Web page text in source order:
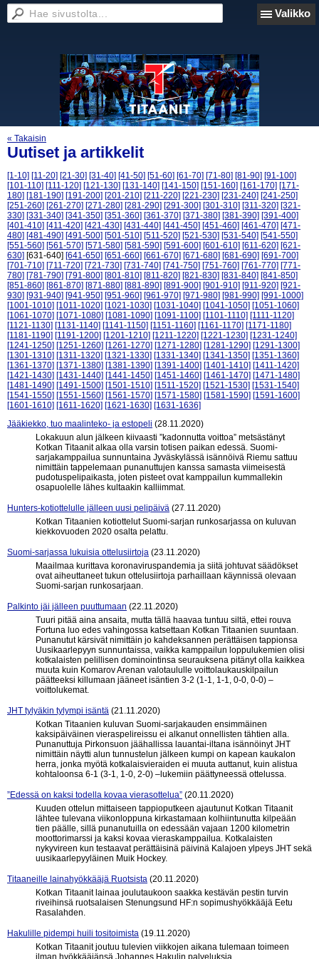
Valikko
« Takaisin
Uutiset ja artikkelit
[1-10] [11-20] [21-30] [31-40] [41-50] [51-60] [61-70] [71-80] [81-90] [91-100]
[101-110] [111-120] [121-130] [131-140] [141-150] [151-160] [161-170] [171-
180] [181-190] [191-200] [201-210] [211-220] [221-230] [231-240] [241-250]
[251-260] [261-270] [271-280] [281-290] [291-300] [301-310] [311-320] [321-
330] [331-340] [341-350] [351-360] [361-370] [371-380] [381-390] [391-400]
[401-410] [411-420] [421-430] [431-440] [441-450] [451-460] [461-470] [471-
480] [481-490] [491-500] [501-510] [511-520] [521-530] [531-540] [541-550]
[551-560] [561-570] [571-580] [581-590] [591-600] [601-610] [611-620] [621-
630] [631-640] [641-650] [651-660] [661-670] [671-680] [681-690] [691-700]
[701-710] [711-720] [721-730] [731-740] [741-750] [751-760] [761-770] [771-
780] [781-790] [791-800] [801-810] [811-820] [821-830] [831-840] [841-850]
[851-860] [861-870] [871-880] [881-890] [891-900] [901-910] [911-920] [921-
930] [931-940] [941-950] [951-960] [961-970] [971-980] [981-990] [991-1000]
[1001-1010] [1011-1020] [1021-1030] [1031-1040] [1041-1050] [1051-1060]
[1061-1070] [1071-1080] [1081-1090] [1091-1100] [1101-1110] [1111-1120]
[1121-1130] [1131-1140] [1141-1150] [1151-1160] [1161-1170] [1171-1180]
[1181-1190] [1191-1200] [1201-1210] [1211-1220] [1221-1230] [1231-1240]
[1241-1250] [1251-1260] [1261-1270] [1271-1280] [1281-1290] [1291-1300]
[1301-1310] [1311-1320] [1321-1330] [1331-1340] [1341-1350] [1351-1360]
[1361-1370] [1371-1380] [1381-1390] [1391-1400] [1401-1410] [1411-1420]
[1421-1430] [1431-1440] [1441-1450] [1451-1460] [1461-1470] [1471-1480]
[1481-1490] [1491-1500] [1501-1510] [1511-1520] [1521-1530] [1531-1540]
[1541-1550] [1551-1560] [1561-1570] [1571-1580] [1581-1590] [1591-1600]
[1601-1610] [1611-1620] [1621-1630] [1631-1636]
Jääkiekko, tuo maalinteko- ja estopeli (28.11.2020)
Lokakuun alun jälkeen kiivaasti ”kadonnutta voittoa” metsästänyt
Kotkan Titaanit alkaa olla varsin totisen paikan edessä. Suomi-
sarjakamppailua sunnuntaina Jyväskylässä isännöivä Riemu sattuu
nimittäin tappelemaan punanuttujen kanssa samasta viimeisestä
pudotuspelipaikasta, joten pisteet ovat kamppailun kummallekin
osapuolelle lähes kultaakin kalliimmat.
Hunters-kotiottelulle jälleen uusi pelipäivä (27.11.2020)
Kotkan Titaanien kotiottelut Suomi-sarjan runkosarjassa on kuluvan
kiekkovuoden 2020 osalta pelattu.
Suomi-sarjassa lukuisia ottelusiirtoja (23.11.2020)
Maailmaa kurittava koronaviruspandemia ja siitä johtuvat säädökset
ovat aiheuttaneet tukun ottelusiirtoja parhaillaan käynnissä olevaan
Suomi-sarjan runkosarjaan.
Palkinto jäi jälleen puuttumaan (22.11.2020)
Tuuri pitää aina ansaita, mutta tällä haavaa tuntuu siltä, ettei rouva
Fortuna luo edes vahingossa katsettaan Kotkan Titaanien suuntaan.
Punanutut kärsivät nimittäin jo kahdeksannen perättäisen tappionsa
Uusikaarlepyyn sunnuntaissa, vaikka kamppailun loppulukemien olisi
kotkalaisten pelillisen dominointinsa seurauksena pitänyt olla kaikkea
muuta kuin Komarov Arenan valotaululle voittolaukauskilpailun
päätteeksi killumaan jääneet isäntien 3-2 (1-1, 1-1, 0-0, 0-0) –
voittolukemat.
JHT tylyäkin tylympi isäntä (21.11.2020)
Kotkan Titaanien kuluvan Suomi-sarjakauden ensimmäinen
kaksipäiväinen vieraspelireissu ei alkanut onnellisten tähtien alla.
Punanuttuja Pirkonsuon jäähallissa lauantai-iltana isännöinyt JHT
nimittäin näytti alun tunnustelun jälkeen kumpi on kapean kaukalon
herra, jonka myötä kotkalaisvieraiden ei muuta auttanut, kuin alistua
kohtaloonsa 6-1 (3-1, 1-0, 2-0) –lukemiin päättyneessä ottelussa.
”Edessä on kaksi todella kovaa vierasottelua” (20.11.2020)
Kuuden ottelun mittaiseen tappioputkeen ajautunut Kotkan Titaanit
lähtee tulevana viikonloppuna kirkastamaan kolhiintunutta kilpeään
tien päälle, sillä punanutuilla on edessään vajaan 1200 kilometrin
moottorimarssi ja kaksi kovaa vieraskamppailua. Kotkalaisten
nykyvireen kun testaavat perättäisinä päivinä Kalajoen ylpeys JHT sekä
uusikaarlepyyläinen Muik Hockey.
Titaaneille lainahyökkääjä Ruotsista (20.11.2020)
Kotkan Titaanit lainaa joulutaukoon saakka kestävän pestin turvin
riveihinsä ruotsalaisen Stenungsund HF:n sopimushyökkääjä Eetu
Rasalahden.
Hakulille pidempi huili tositoimista (19.11.2020)
Kotkan Titaanit joutuu tulevien viikkojen aikana tulemaan toimeen
ilman hyökkääjänsä Johannes Hakulin palveluksia.